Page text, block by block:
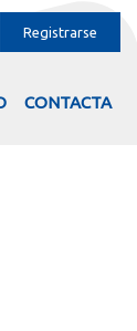
Registrarse
CONTACTA